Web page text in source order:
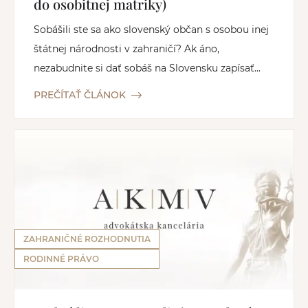
do osobitnej matriky)
Sobášili ste sa ako slovenský občan s osobou inej
štátnej národnosti v zahraničí? Ak áno,
nezabudnite si dať sobáš na Slovensku zapísať...
PREČÍTAŤ ČLÁNOK
ZAHRANIČNÉ ROZHODNUTIA
RODINNÉ PRÁVO